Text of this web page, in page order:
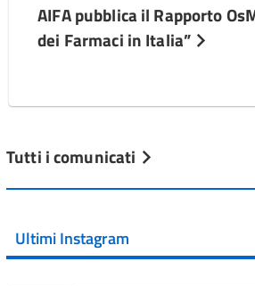
AIFA pubblica il Rapporto
dei Farmaci in Italia”
Tutti i comunicati
Ultimi Instagram